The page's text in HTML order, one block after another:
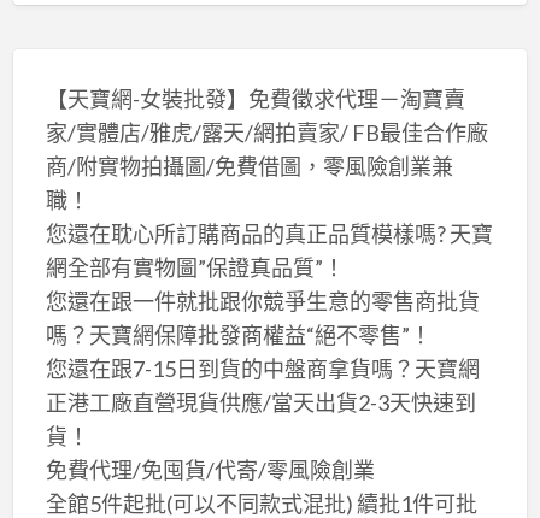
【天寶網-女裝批發】免費徵求代理－淘寶賣
家/實體店/雅虎/露天/網拍賣家/ FB最佳合作廠
商/附實物拍攝圖/免費借圖，零風險創業兼
職！
您還在耽心所訂購商品的真正品質模樣嗎? 天寶
網全部有實物圖”保證真品質”！
您還在跟一件就批跟你競爭生意的零售商批貨
嗎？天寶網保障批發商權益“絕不零售”！
您還在跟7-15日到貨的中盤商拿貨嗎？天寶網
正港工廠直營現貨供應/當天出貨2-3天快速到
貨！
免費代理/免囤貨/代寄/零風險創業
全館5件起批(可以不同款式混批) 續批1件可批